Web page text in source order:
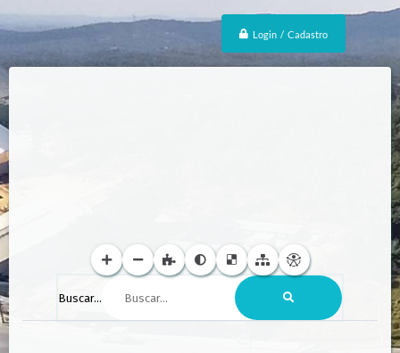
Login / Cadastro
Buscar...